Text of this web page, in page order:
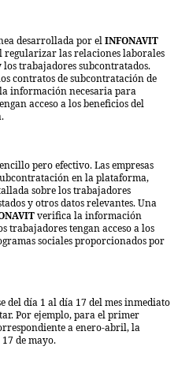
desarrollada por el INFONAVIT
las relaciones laborales
los trabajadores subcontratados.
contratos de subcontratación de
información necesaria para
acceso a los beneficios del
pero efectivo. Las empresas
en la plataforma,
sobre los trabajadores
y otros datos relevantes. Una
verifica la información
trabajadores tengan acceso a los
sociales proporcionados por
del día 1 al día 17 del mes inmediato
Por ejemplo, para el primer
a enero-abril, la
de mayo.